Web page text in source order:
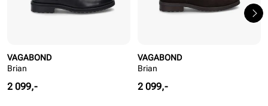
VAGABOND
Brian
Pris
2 099,-
VAGABOND
Brian
Pris
2 099,-